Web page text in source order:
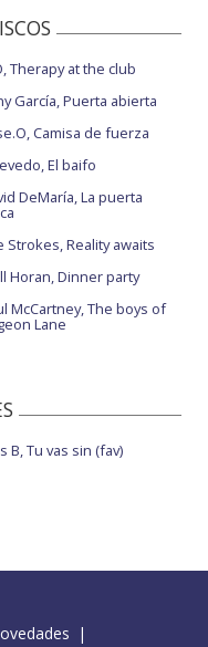
Therapy at the club
García, Puerta abierta
Camisa de fuerza
El baifo
DeMaría, La puerta
Strokes, Reality awaits
Horan, Dinner party
McCartney, The boys of
Lane
B, Tu vas sin (fav)